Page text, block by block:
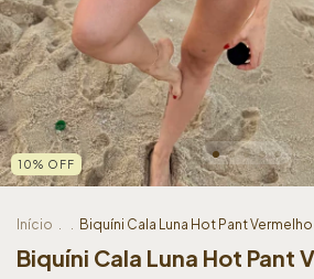
10% OFF
Início . . Biquíni Cala Luna Hot Pant Vermelho
Biquíni Cala Luna Hot Pant